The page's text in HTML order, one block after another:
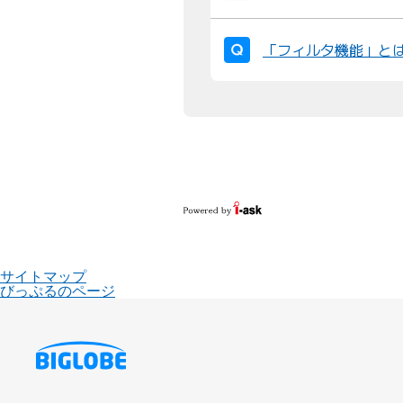
「フィルタ機能」と
サイトマップ
びっぷるのページ